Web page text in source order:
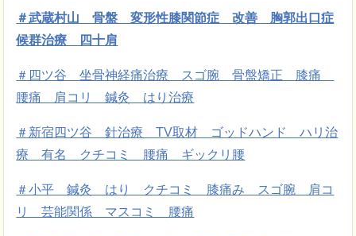
＃武蔵村山 骨盤 変形性膝関節症 改善 胸郭出口症
候群治療 四十肩
＃四ツ谷 坐骨神経痛治療 スゴ腕 骨盤矯正 膝痛
腰痛 肩コリ 鍼灸 はり治療
＃新宿四ツ谷 針治療 TV取材 ゴッドハンド ハリ治
療 有名 クチコミ 腰痛 ギックリ腰
＃小平 鍼灸 はり クチコミ 膝痛み スゴ腕 肩コ
リ 芸能関係 マスコミ 腰痛